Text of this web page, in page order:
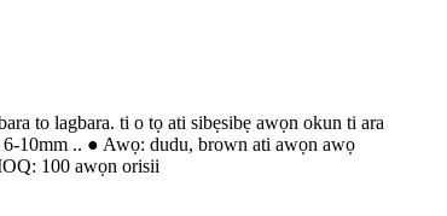
to lagbara. ti o tọ ati sibẹsibẹ awọn okun ti ara
10mm .. ● Awọ: dudu, brown ati awọn awọ
100 awọn orisii